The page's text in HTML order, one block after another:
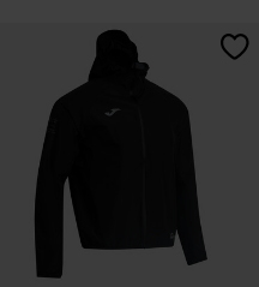
5 sobre 5 de valoración de clientes